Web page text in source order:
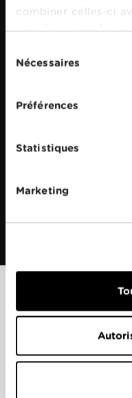
combiner celles-ci
duNécessaires
Préférences
Statistiques
Marketing